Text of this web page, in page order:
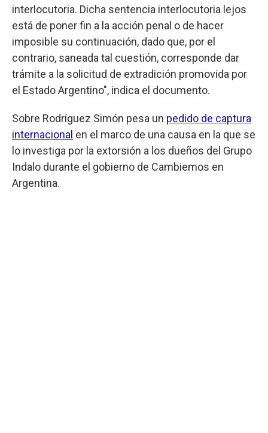
interlocutoria. Dicha sentencia interlocutoria lejos
está de poner fin a la acción penal o de hacer
imposible su continuación, dado que, por el
contrario, saneada tal cuestión, corresponde dar
trámite a la solicitud de extradición promovida por
el Estado Argentino", indica el documento.
Sobre Rodríguez Simón pesa un pedido de captura
internacional en el marco de una causa en la que se
lo investiga por la extorsión a los dueños del Grupo
Indalo durante el gobierno de Cambiemos en
Argentina.